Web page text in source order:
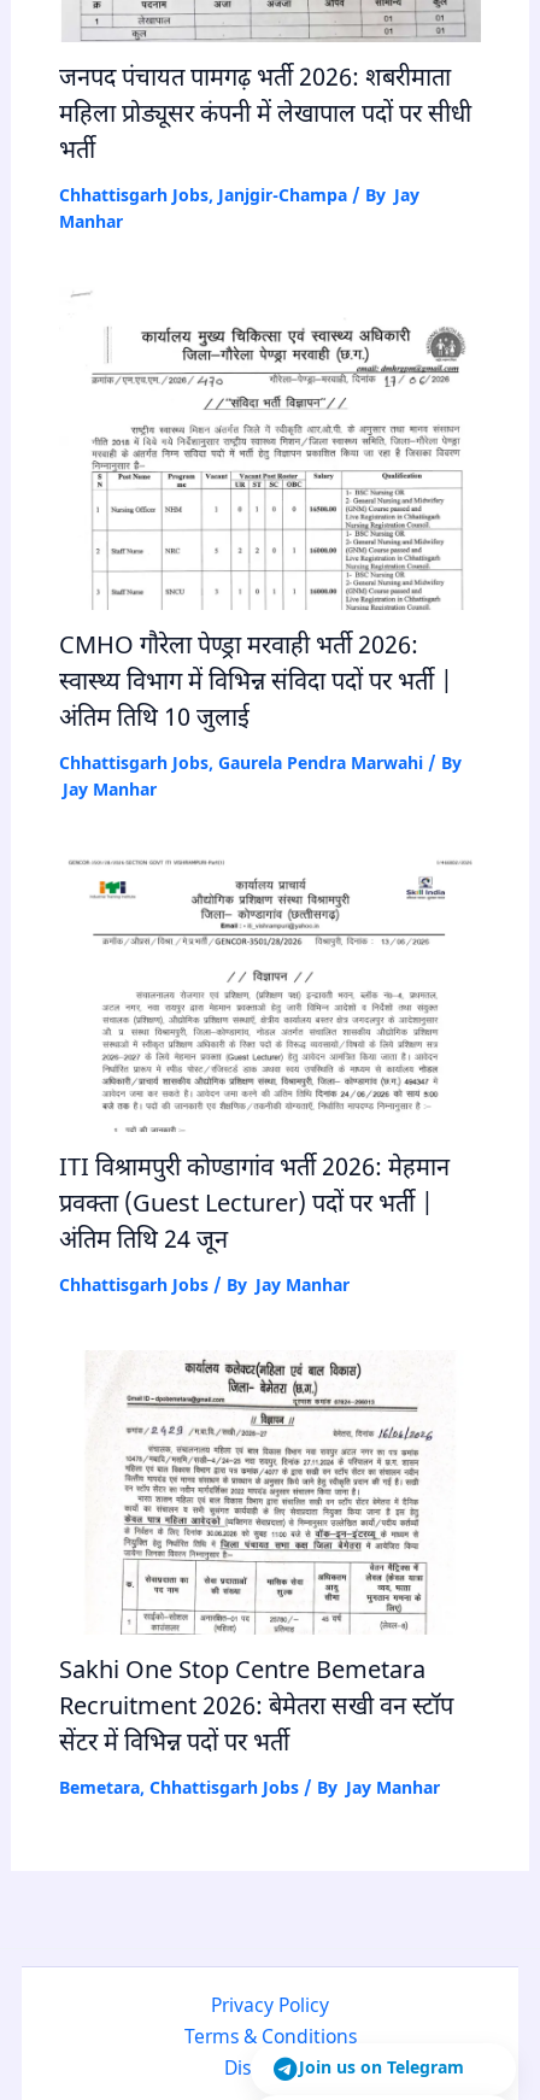
Join us on Telegram
जनपद पंचायत पामगढ़ भर्ती 2026: शबरीमाता
महिला प्रोड्यूसर कंपनी में लेखापाल पदों पर सीधी
भर्ती
Chhattisgarh Jobs, Janjgir-Champa/ By Jay
Manhar
CMHO गौरेला पेण्ड्रा मरवाही भर्ती 2026:
स्वास्थ्य विभाग में विभिन्न संविदा पदों पर भर्ती |
अंतिम तिथि 10 जुलाई
Chhattisgarh Jobs, Gaurela Pendra Marwahi/ By
Jay Manhar
ITI विश्रामपुरी कोण्डागांव भर्ती 2026: मेहमान
प्रवक्ता (Guest Lecturer) पदों पर भर्ती |
अंतिम तिथि 24 जून
Chhattisgarh Jobs/ By Jay Manhar
Sakhi One Stop Centre Bemetara
Recruitment 2026: बेमेतरा सखी वन स्टॉप
सेंटर में विभिन्न पदों पर भर्ती
Bemetara, Chhattisgarh Jobs/ By Jay Manhar
Privacy Policy
Terms & Conditions
Disclaimer